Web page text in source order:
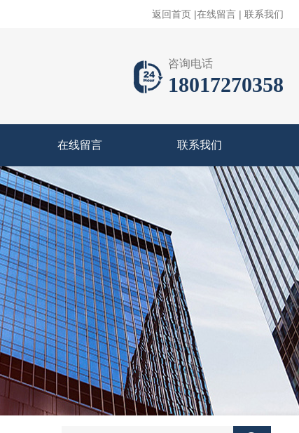
返回首页 |在线留言 | 联系我们
咨询电话
18017270358
在线留言 联系我们